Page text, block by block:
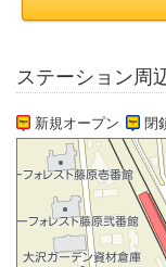
ステーション周
新規オープン 閉